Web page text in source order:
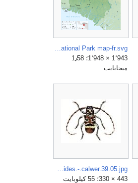
Lorentz National Park map-fr.svg
1٬943 × 1٬948؛ 1٫58
ميجابايت
443 × 330؛ 55 كيلوبايت